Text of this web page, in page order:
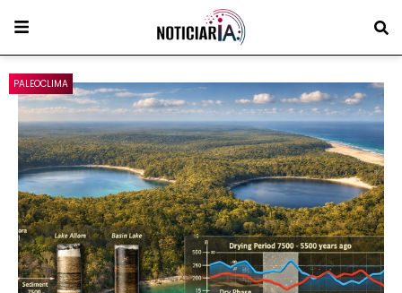
PALEOCLIMA